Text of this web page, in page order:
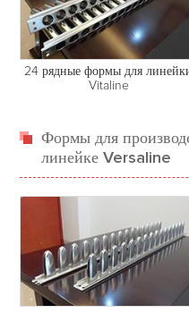
24 рядные формы для
Vitaline
Формы для
линейке Versaline